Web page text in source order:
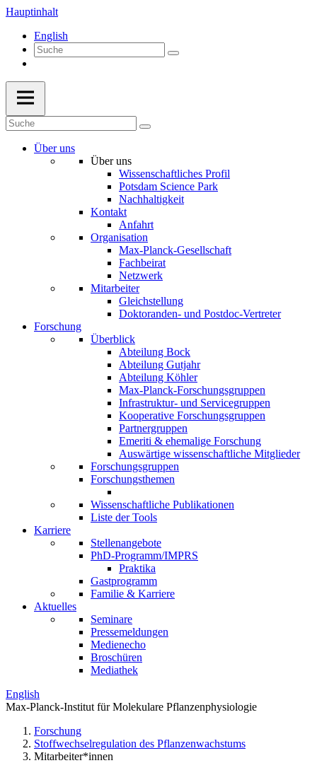
Hauptinhalt
English
Über uns
Über uns
Wissenschaftliches Profil
Potsdam Science Park
Nachhaltigkeit
Kontakt
Anfahrt
Organisation
Max-Planck-Gesellschaft
Fachbeirat
Netzwerk
Mitarbeiter
Gleichstellung
Doktoranden- und Postdoc-Vertreter
Forschung
Überblick
Abteilung Bock
Abteilung Gutjahr
Abteilung Köhler
Max-Planck-Forschungsgruppen
Infrastruktur- und Servicegruppen
Kooperative Forschungsgruppen
Partnergruppen
Emeriti & ehemalige Forschung
Auswärtige wissenschaftliche Mitglieder
Forschungsgruppen
Forschungsthemen
Wissenschaftliche Publikationen
Liste der Tools
Karriere
Stellenangebote
PhD-Programm/IMPRS
Praktika
Gastprogramm
Familie & Karriere
Aktuelles
Seminare
Pressemeldungen
Medienecho
Broschüren
Mediathek
English
Max-Planck-Institut für Molekulare Pflanzenphysiologie
Forschung
Stoffwechselregulation des Pflanzenwachstums
Mitarbeiter*innen